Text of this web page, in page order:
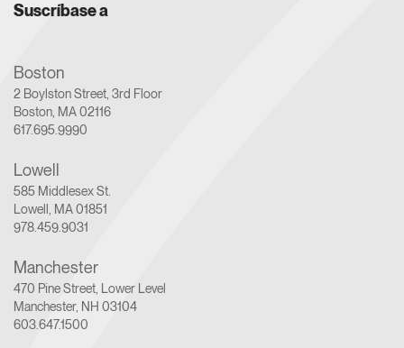
Suscríbase a
Boston
2 Boylston Street, 3rd Floor
Boston, MA 02116
617.695.9990
Lowell
585 Middlesex St.
Lowell, MA 01851
978.459.9031
Manchester
470 Pine Street, Lower Level
Manchester, NH 03104
603.647.1500